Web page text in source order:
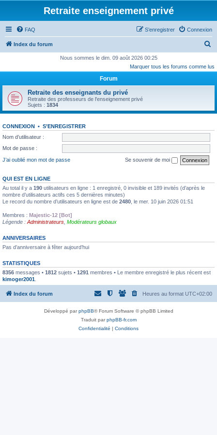
Retraite enseignement privé
FAQ Connexion
S’enregistrer
Index du forum
c
c
Nous sommes le dim. 09 août 2026 00:25
Marquer tous les forums comme lus
Forum
Retraite des enseignants du privé
Retraite des professeurs de l'enseignement privé
Sujets : 1834
CONNEXION • S’ENREGISTRER
Nom d’utilisateur :
Mot de passe :
J’ai oublié mon mot de passe
Se souvenir de moi
QUI EST EN LIGNE
Au total il y a 190 utilisateurs en ligne : 1 enregistré, 0 invisible et 189 invités (d’après le
nombre d’utilisateurs actifs ces 5 dernières minutes)
Le record du nombre d’utilisateurs en ligne est de 2480 , le mer. 10 juin 2026 01:51
Membres : Majestic-12 [Bot]
Légende : Administrateurs Modérateurs globaux
ANNIVERSAIRES
Pas d’anniversaire à fêter aujourd’hui
STATISTIQUES
8356 messages • 1812 sujets • 1291 membres • Le membre enregistré le plus récent est
kimoger2001
Index du forum Heures au format UTC+02:00
Développé parphpBB® Forum Software © phpBB Limited
Traduit parphpBB-fr.com
Confidentialité | Conditions